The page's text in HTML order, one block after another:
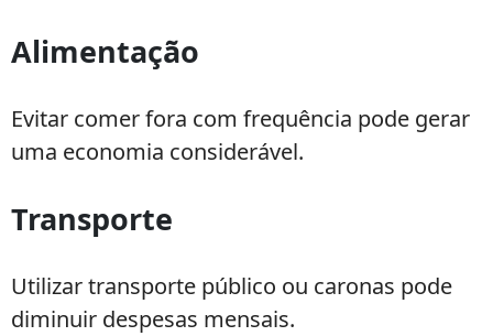
Alimentação
Evitar comer fora com frequência pode gerar
uma economia considerável.
Transporte
Utilizar transporte público ou caronas pode
diminuir despesas mensais.